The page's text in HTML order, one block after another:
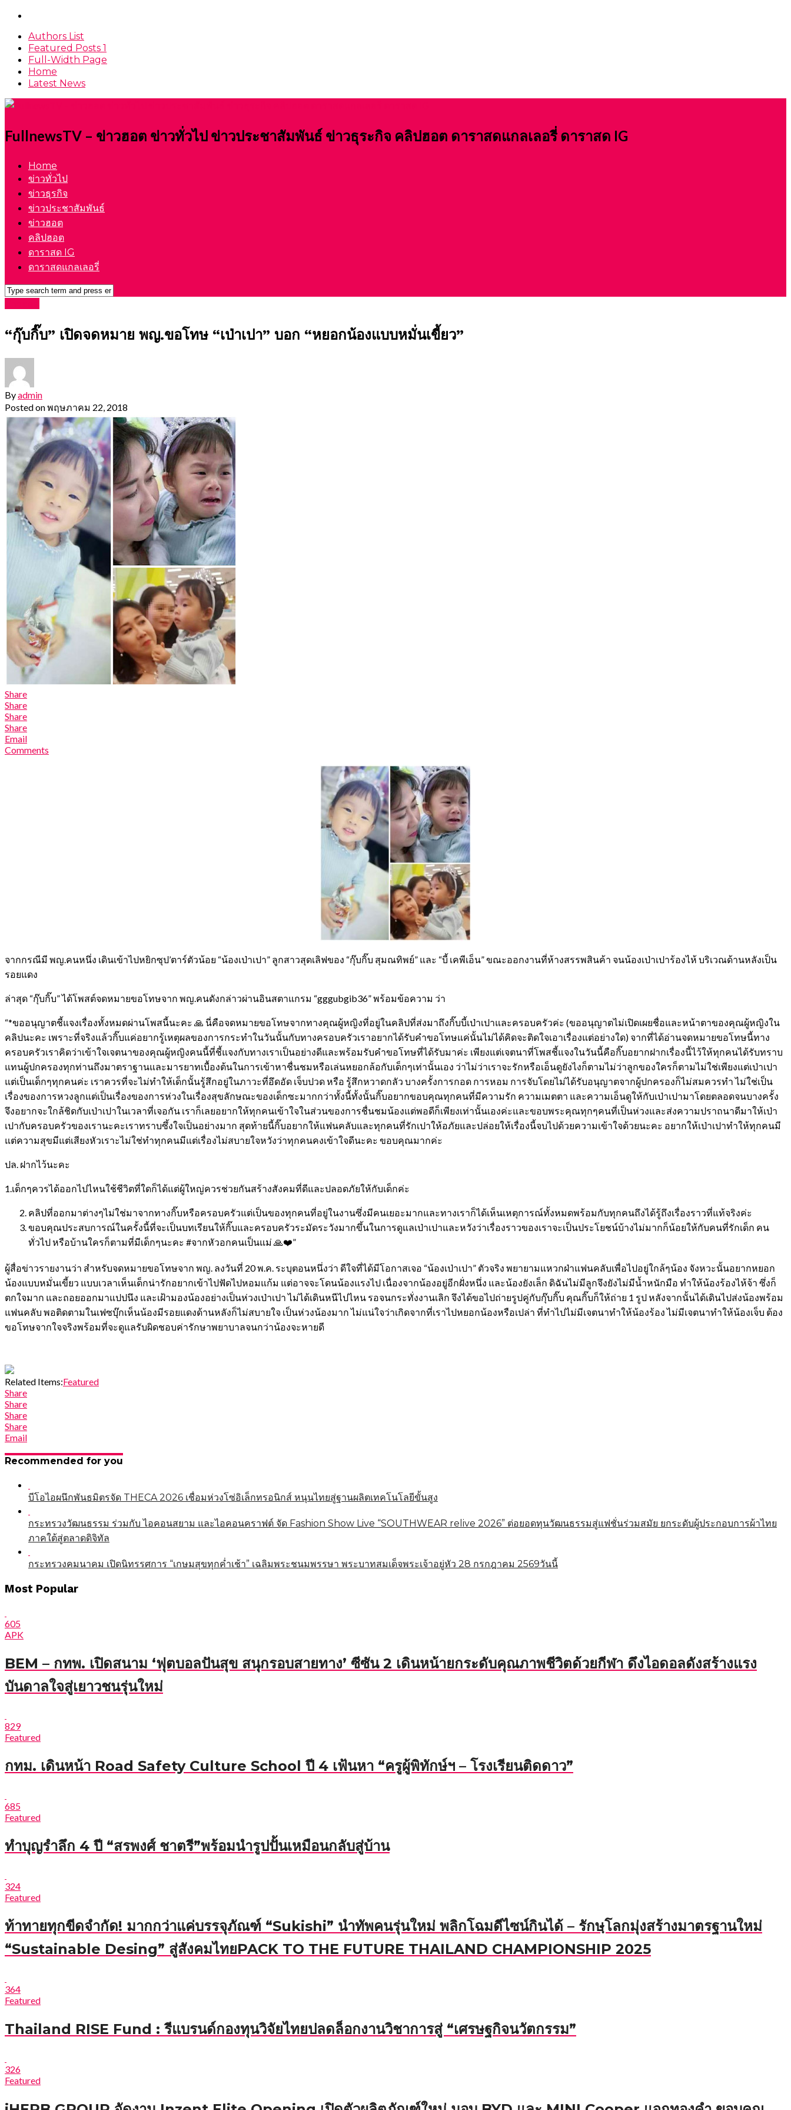
Authors List
Featured Posts 1
Full-Width Page
Home
Latest News
FullnewsTV – ข่าวฮอต ข่าวทั่วไป ข่าวประชาสัมพันธ์ ข่าวธุระกิจ คลิปฮอต ดาราสดแกลเลอรี่ ดาราสด IG
Home
ข่าวทั่วไป
ข่าวธุรกิจ
ข่าวประชาสัมพันธ์
ข่าวฮอต
คลิปฮอต
ดาราสด IG
ดาราสดแกลเลอรี่
“กุ๊บกิ๊บ” เปิดจดหมาย พญ.ขอโทษ “เป่าเปา” บอก “หยอกน้องแบบหมั่นเขี้ยว”
Byadmin
Posted onพฤษภาคม 22, 2018
Share
Share
Share
Share
Email
Comments
จากกรณีมี พญ.คนหนึ่ง เดินเข้าไปหยิกซุป’ตาร์ตัวน้อย “น้องเป่าเปา” ลูกสาวสุดเลิฟของ “กุ๊บกิ๊บ สุมณทิพย์” และ “บี้ เคพีเอ็น” ขณะออกงานที่ห้างสรรพสินค้า จนน้องเป่าเปาร้องไห้ บริเวณด้านหลังเป็น
รอยแดง
ล่าสุด “กุ๊บกิ๊บ” ได้โพสต์จดหมายขอโทษจาก พญ.คนดังกล่าวผ่านอินสตาแกรม “gggubgib36” พร้อมข้อความ ว่า
“*ขออนุญาตชี้แจงเรื่องทั้งหมดผ่านโพสนี้นะคะ 🙏 นี่คือจดหมายขอโทษจากทางคุณผู้หญิงที่อยู่ในคลิปที่ส่งมาถึงกิ๊บบี้เป่าเปาและครอบครัวค่ะ (ขออนุญาตไม่เปิดเผยชื่อและหน้าตาของคุณผู้หญิงใน
คลิปนะคะ เพราะที่จริงแล้วกิ๊บแค่อยากรู้เหตุผลของการกระทำในวันนั้นกับทางครอบครัวเราอยากได้รับคำขอโทษแค่นั้นไม่ได้คิดจะติดใจเอาเรื่องแต่อย่างใด) จากที่ได้อ่านจดหมายขอโทษนี้ทาง
ครอบครัวเราคิดว่าเข้าใจเจตนาของคุณผู้หญิงคนนี้ที่ชี้แจงกับทางเราเป็นอย่างดีและพร้อมรับคำขอโทษที่ได้รับมาค่ะ เพียงแต่เจตนาที่โพสชี้แจงในวันนี้คือกิ๊บอยากฝากเรื่องนี้ไว้ให้ทุกคนได้รับทราบ
แทนผู้ปกครองทุกท่านถึงมาตราฐานและมารยาทเบื้องต้นในการเข้าหาชื่นชมหรือเล่นหยอกล้อกับเด็กๆเท่านั้นเอง ว่าไม่ว่าเราจะรักหรือเอ็นดูยังไงก็ตามไม่ว่าลูกของใครก็ตามไม่ใช่เพียงแต่เป่าเปา
แต่เป็นเด็กๆทุกคนค่ะ เราควรที่จะไม่ทำให้เด็กนั้นรู้สึกอยู่ในภาวะที่อึดอัด เจ็บปวด หรือ รู้สึกหวาดกลัว บางครั้งการกอด การหอม การจับโดยไม่ได้รับอนุญาตจากผู้ปกครองก็ไม่สมควรทำ ไม่ใช่เป็น
เรื่องของการหวงลูกแต่เป็นเรื่องของการห่วงในเรื่องสุขลักษณะของเด็กซะมากกว่าทั้งนี้ทั้งนั้นกิ๊บอยากขอบคุณทุกคนที่มีความรัก ความเมตตา และความเอ็นดูให้กับเป่าเปามาโดยตลอดจนบางครั้ง
จึงอยากจะใกล้ชิดกับเป่าเปาในเวลาที่เจอกัน เราก็เลยอยากให้ทุกคนเข้าใจในส่วนของการชื่นชมน้องแต่พอดีก็เพียงเท่านั้นเองค่ะและขอบพระคุณทุกๆคนที่เป็นห่วงและส่งความปราถนาดีมาให้เป่า
เปากับครอบครัวของเรานะคะเราทราบซึ้งใจเป็นอย่างมาก สุดท้ายนี้กิ๊บอยากให้แฟนคลับและทุกคนที่รักเปาให้อภัยและปล่อยให้เรื่องนี้จบไปด้วยความเข้าใจด้วยนะคะ อยากให้เป่าเปาทำให้ทุกคนมี
แต่ความสุขมีแต่เสียงหัวเราะไม่ใช่ทำทุกคนมีแต่เรื่องไม่สบายใจหวังว่าทุกคนคงเข้าใจดีนะคะ ขอบคุณมากค่ะ
ปล. ฝากไว้นะคะ
1.เด็กๆควรได้ออกไปไหนใช้ชีวิตที่ใดก็ได้แต่ผู้ใหญ่ควรช่วยกันสร้างสังคมที่ดีและปลอดภัยให้กับเด็กค่ะ
คลิปที่ออกมาต่างๆไม่ใช่มาจากทางกิ๊บหรือครอบครัวแต่เป็นของทุกคนที่อยู่ในงานซึ่งมีคนเยอะมากและทางเราก็ได้เห็นเหตุการณ์ทั้งหมดพร้อมกับทุกคนถึงได้รู้ถึงเรื่องราวที่แท้จริงค่ะ
ขอบคุณประสบการณ์ในครั้งนี้ที่จะเป็นบทเรียนให้กิ๊บและครอบครัวระมัดระวังมากขึ้นในการดูแลเป่าเปาและหวังว่าเรื่องราวของเราจะเป็นประโยชน์บ้างไม่มากก็น้อยให้กับคนที่รักเด็ก คน
ทั่วไป หรือบ้านใครก็ตามที่มีเด็กๆนะคะ #จากหัวอกคนเป็นแม่ 🙏❤️”
ผู้สื่อข่าวรายงานว่า สำหรับจดหมายขอโทษจาก พญ. ลงวันที่ 20 พ.ค. ระบุตอนหนึ่งว่า ดีใจที่ได้มีโอกาสเจอ “น้องเป่าเปา” ตัวจริง พยายามแหวกฝ่าแฟนคลับเพื่อไปอยู่ใกล้ๆน้อง จังหวะนั้นอยากหยอก
น้องแบบหมั่นเขี้ยว แบบเวลาเห็นเด็กน่ารักอยากเข้าไปฟัดไปหอมแก้ม แต่อาจจะโดนน้องแรงไป เนื่องจากน้องอยู่อีกฝั่งหนึ่ง และน้องยังเล็ก ดิฉันไม่มีลูกจึงยังไม่มีน้ำหนักมือ ทำให้น้องร้องไห้จ้า ซึ่งก็
ตกใจมาก และถอยออกมาแปปนึง และเฝ้ามองน้องอย่างเป็นห่วงเป่าเปา ไม่ได้เดินหนีไปไหน รอจนกระทั่งงานเลิก จึงได้ขอไปถ่ายรูปคู่กับกุ๊บกิ๊บ คุณกิ๊บก็ให้ถ่าย 1 รูป หลังจากนั้นได้เดินไปส่งน้องพร้อม
แฟนคลับ พอติดตามในเฟซบุ๊กเห็นน้องมีรอยแดงด้านหลังก็ไม่สบายใจ เป็นห่วงน้องมาก ไม่แน่ใจว่าเกิดจากที่เราไปหยอกน้องหรือเปล่า ที่ทำไปไม่มีเจตนาทำให้น้องร้อง ไม่มีเจตนาทำให้น้องเจ็บ ต้อง
ขอโทษจากใจจริงพร้อมที่จะดูแลรับผิดชอบค่ารักษาพยาบาลจนกว่าน้องจะหายดี
Related Items:Featured
Share
Share
Share
Share
Email
Recommended for you
บีโอไอผนึกพันธมิตรจัด THECA 2026 เชื่อมห่วงโซ่อิเล็กทรอนิกส์ หนุนไทยสู่ฐานผลิตเทคโนโลยีขั้นสูง
กระทรวงวัฒนธรรม ร่วมกับ ไอคอนสยาม และไอคอนคราฟต์ จัด Fashion Show Live “SOUTHWEAR relive 2026” ต่อยอดทุนวัฒนธรรมสู่แฟชั่นร่วมสมัย ยกระดับผู้ประกอบการผ้าไทย
ภาคใต้สู่ตลาดดิจิทัล
กระทรวงคมนาคม เปิดนิทรรศการ “เกษมสุขทุกค่ำเช้า” เฉลิมพระชนมพรรษา พระบาทสมเด็จพระเจ้าอยู่หัว 28 กรกฎาคม 2569วันนี้
แนะแนว
เรื่อง
Most Popular
605
APK
BEM – กทพ. เปิดสนาม ‘ฟุตบอลปันสุข สนุกรอบสายทาง’ ซีซัน 2 เดินหน้ายกระดับคุณภาพชีวิตด้วยกีฬา ดึงไอดอลดังสร้างแรง
บันดาลใจสู่เยาวชนรุ่นใหม่
829
Featured
กทม. เดินหน้า Road Safety Culture School ปี 4 เฟ้นหา “ครูผู้พิทักษ์ฯ – โรงเรียนติดดาว”
685
Featured
ทำบุญรำลึก 4 ปี “สรพงศ์ ชาตรี”พร้อมนำรูปปั้นเหมือนกลับสู่บ้าน
324
Featured
ท้าทายทุกขีดจำกัด! มากกว่าแค่บรรจุภัณฑ์ “Sukishi” นำทัพคนรุ่นใหม่ พลิกโฉมดีไซน์กินได้ – รักษฺโลกมุ่งสร้างมาตรฐานใหม่
“Sustainable Desing” สู่สังคมไทยPACK TO THE FUTURE THAILAND CHAMPIONSHIP 2025
364
Featured
Thailand RISE Fund : รีแบรนด์กองทุนวิจัยไทยปลดล็อกงานวิชาการสู่ “เศรษฐกิจนวัตกรรม”
326
Featured